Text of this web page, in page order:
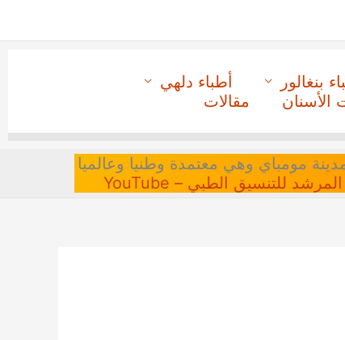
بنغالور
أطباء دلهي
الأسنان مقالات
مدينة مومباي وهي معتمدة وطنيا وعالميا
المرشد للتنسيق الطبي – YouTube